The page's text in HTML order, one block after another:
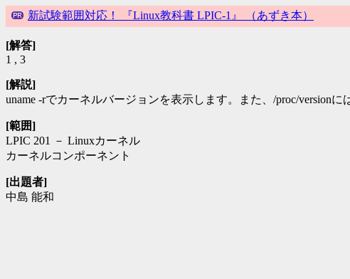
新試験範囲対応！ 『Linux教科書 LPIC-1』 （あずき本）
[解答]
1 , 3
[解説]
uname -rでカーネルバージョンを表示します。また、/proc/version
[範囲]
LPIC 201 － Linuxカーネル
カーネルコンポーネント
[出題者]
中島 能和